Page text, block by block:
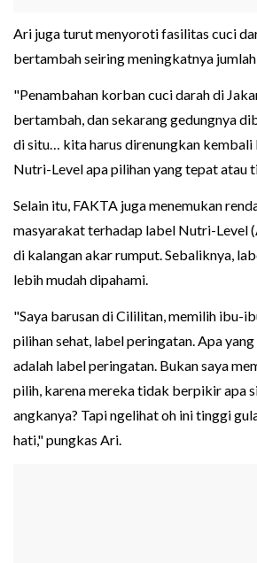
Ari juga turut menyoroti fasilitas cuci
bertambah seiring meningkatnya jumlah
"Penambahan korban cuci darah di
bertambah, dan sekarang gedungnya
di situ… kita harus direnungkan
Nutri-Level apa pilihan yang tepat atau
Selain itu, FAKTA juga menemukan
masyarakat terhadap label Nutri-Level
di kalangan akar rumput. Sebaliknya,
lebih mudah dipahami.
"Saya barusan di Cililitan, memilih ibu-
pilihan sehat, label peringatan. Apa
adalah label peringatan. Bukan saya
pilih, karena mereka tidak berpikir apa
angkanya? Tapi ngelihat oh ini tinggi
hati," pungkas Ari.